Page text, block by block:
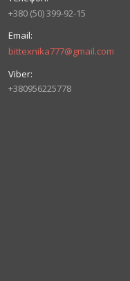
+380 (50) 399-92-15
bittexnika777@gmail.com
+380956225778